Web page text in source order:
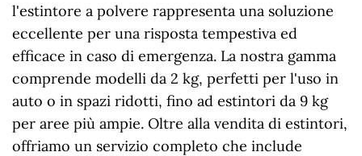
l'estintore a polvere rappresenta una soluzione
eccellente per una risposta tempestiva ed
efficace in caso di emergenza. La nostra gamma
comprende modelli da 2 kg, perfetti per l'uso in
auto o in spazi ridotti, fino ad estintori da 9 kg
per aree più ampie. Oltre alla vendita di estintori,
offriamo un servizio completo che include